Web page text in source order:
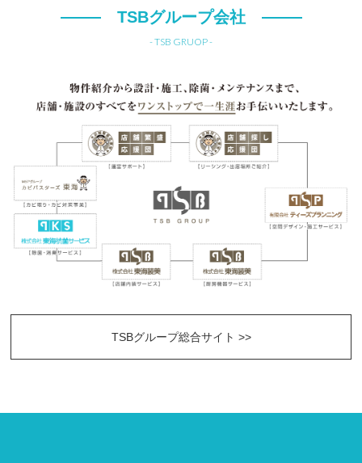
TSBグループ会社
- TSB GRUOP -
TSBグループ総合サイト >>